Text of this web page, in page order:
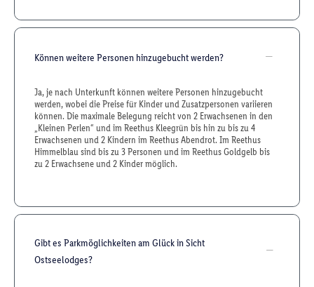
Können weitere Personen hinzugebucht werden?
Ja, je nach Unterkunft können weitere Personen hinzugebucht
werden, wobei die Preise für Kinder und Zusatzpersonen variieren
können. Die maximale Belegung reicht von 2 Erwachsenen in den
„Kleinen Perlen“ und im Reethus Kleegrün bis hin zu bis zu 4
Erwachsenen und 2 Kindern im Reethus Abendrot. Im Reethus
Himmelblau sind bis zu 3 Personen und im Reethus Goldgelb bis
zu 2 Erwachsene und 2 Kinder möglich.
Gibt es Parkmöglichkeiten am Glück in Sicht
Ostseelodges?